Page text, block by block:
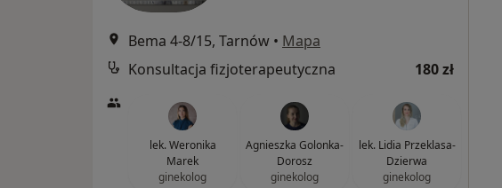
Bema 4-8/15, Tarnów • Mapa
Konsultacja fizjoterapeutyczna
180 zł
lek. Weronika
Marek
ginekolog
Agnieszka Golonka-
Dorosz
ginekolog
lek. Lidia Przeklasa-
Dzierwa
ginekolog